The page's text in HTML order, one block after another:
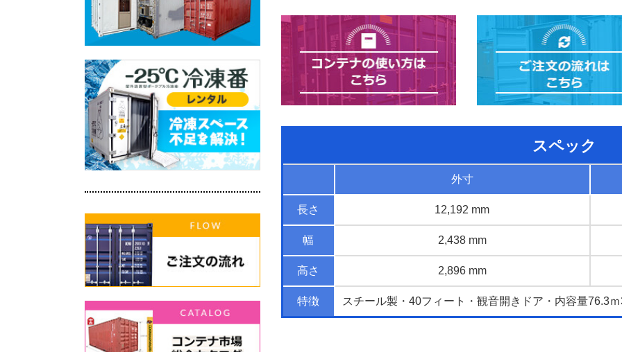
スペック
外寸
長さ 12,192 mm
幅 2,438 mm
高さ 2,896 mm
特徴 スチール製・40フィート・観音開きドア・内容量76.3